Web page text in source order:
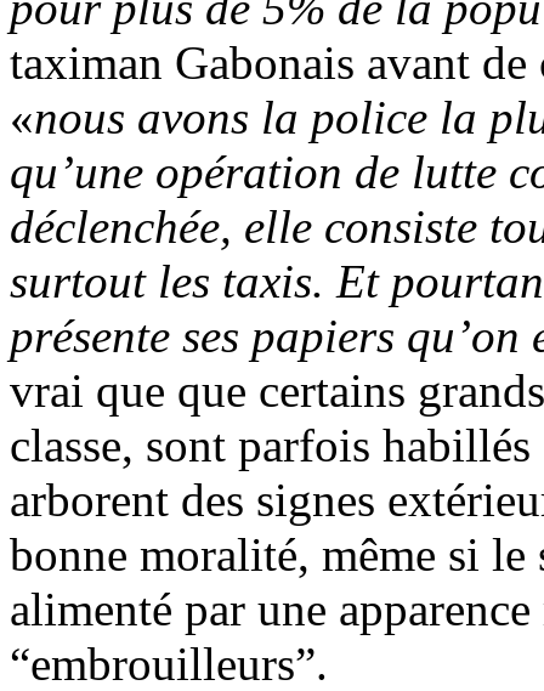
taximan Gabonais avant
«nous avons la police la
qu’une opération de lutte
déclenchée, elle consiste
surtout les taxis. Et
présente ses papiers
vrai que que certains
classe, sont parfois
arborent des signes
bonne moralité, même si
alimenté par une
“embrouilleurs”.